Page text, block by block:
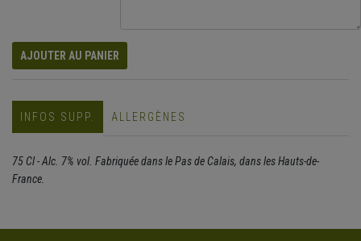
AJOUTER AU PANIER
INFOS SUPP. ALLERGÈNES
75 Cl - Alc. 7% vol. Fabriquée dans le Pas de Calais, dans les Hauts-de-
France.